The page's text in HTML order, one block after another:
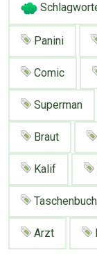
Panini
Comic
Superman
Braut
Kalif
Taschenbuch
Arzt